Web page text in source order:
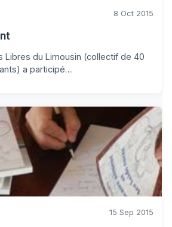
8 Oct 2015
Libres du Limousin (collectif de 40
a participé…
15 Sep 2015